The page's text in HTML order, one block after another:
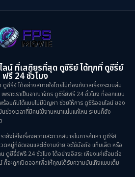
น์ ที่เสถียรที่สุด ดูซีรีย์ ได้ทุกที่ ดูซีรี่ย์
ฟรี 24 ชั่วโมง
รีย์ ได้อย่างสบายใจโดยไม่ต้องกังวลเรื่องระบบล่ม
ราะเราเป็นอาณาจักร ดูซีรี่ย์ฟรี 24 ชั่วโมง ที่ออกแบบ
ร้อมกันได้แบบไม่มีปัญหา ช่วยให้การ ดูซีรี่ออนไลน์ ของ
ช่วงเวลาที่มีคนใช้งานหนาแน่นแค่ไหน ระบบก็ยัง
ยังใส่ใจเรื่องความสะดวกสบายในการค้นหา ดูซีรีย์
หมู่ที่ชัดเจนและใช้งานง่าย จะใช้มือถือ แท็บเล็ต หรือ
น ดูซีรี่ย์ฟรี 24 ชั่วโมง ได้อย่างอิสระ เพียงแค่เชื่อมต่อ
ก็จะถูกเปิดออกเพื่อให้คุณได้รับความบันเทิงแบบเต็ม